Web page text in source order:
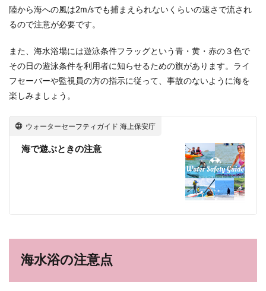
陸から海への風は2m/sでも捕まえられないくらいの速さで流され
るので注意が必要です。
また、海水浴場には遊泳条件フラッグという青・黄・赤の３色で
その日の遊泳条件を利用者に知らせるための旗があります。ライ
フセーバーや監視員の方の指示に従って、事故のないように海を
楽しみましょう。
ウォーターセーフティガイド 海上保安庁
海で遊ぶときの注意
海水浴の注意点